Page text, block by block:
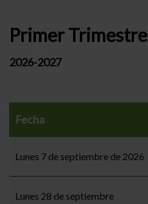
Primer Trimestre
2026-2027
Fecha
Lunes 7 de septiembre de 2026
Lunes 28 de septiembre